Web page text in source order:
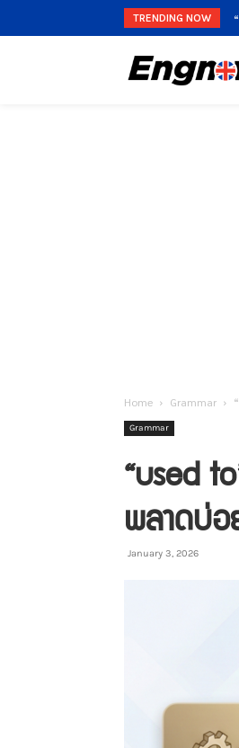
TRENDING NOW
Home Grammar
Grammar
“used
พลาดบ่
January 3, 2026